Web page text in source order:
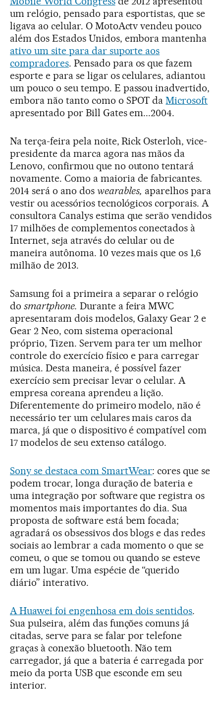
um relógio, pensado para esportistas, que se
ligava ao celular. O MotoActv vendeu pouco
além dos Estados Unidos, embora mantenha
ativo um site para dar suporte aos
compradores. Pensado para os que fazem
esporte e para se ligar os celulares, adiantou
um pouco o seu tempo. E passou inadvertido,
embora não tanto como o SPOT daMicrosoft
apresentado por Bill Gates em...2004.
Na terça-feira pela noite, Rick Osterloh, vice-
presidente da marca agora nas mãos da
Lenovo, confirmou que no outono tentará
novamente. Como a maioria de fabricantes.
2014 será o ano dos wearables, aparelhos para
vestir ou acessórios tecnológicos corporais. A
consultora Canalys estima que serão vendidos
17 milhões de complementos conectados à
Internet, seja através do celular ou de
maneira autônoma. 10 vezes mais que os 1,6
milhão de 2013.
Samsung foi a primeira a separar o relógio
do smartphone. Durante a feira MWC
apresentaram dois modelos, Galaxy Gear 2 e
Gear 2 Neo, com sistema operacional
próprio, Tizen. Servem para ter um melhor
controle do exercício físico e para carregar
música. Desta maneira, é possível fazer
exercício sem precisar levar o celular. A
empresa coreana aprendeu a lição.
Diferentemente do primeiro modelo, não é
necessário ter um celulares mais caros da
marca, já que o dispositivo é compatível com
17 modelos de seu extenso catálogo.
Sony se destaca com SmartWear: cores que se
podem trocar, longa duração de bateria e
uma integração por software que registra os
momentos mais importantes do dia. Sua
proposta de software está bem focada;
agradará os obsessivos dos blogs e das redes
sociais ao lembrar a cada momento o que se
comeu, o que se tomou ou quando se esteve
em um lugar. Uma espécie de “querido
diário” interativo.
A Huawei foi engenhosa em dois sentidos.
Sua pulseira, além das funções comuns já
citadas, serve para se falar por telefone
graças à conexão bluetooth. Não tem
carregador, já que a bateria é carregada por
meio da porta USB que esconde em seu
interior.